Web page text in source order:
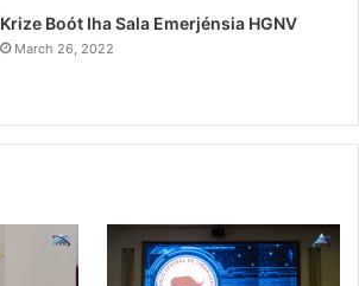
Krize Boót Iha Sala Emerjénsia HGNV
March 26, 2022